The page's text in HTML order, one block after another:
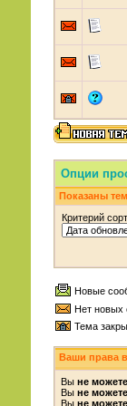
Опции
Показаны
Критерий
Новые
Нет новых
Тема
Ваши права
Вы не можете
Вы не можете
Вы не можете